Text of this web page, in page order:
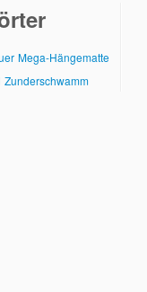
Mega-Hängematte
Zunderschwamm